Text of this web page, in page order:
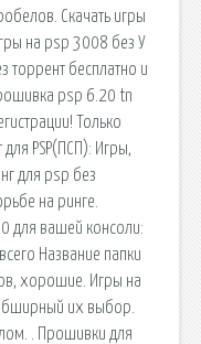
Скачать игры
на psp 3008 без У
торрент бесплатно и
psp 6.20 tn
Только
PSP(ПСП): Игры,
для psp без
на ринге.
для вашей консоли:
Название папки
хорошие. Игры на
их выбор.
. Прошивки для